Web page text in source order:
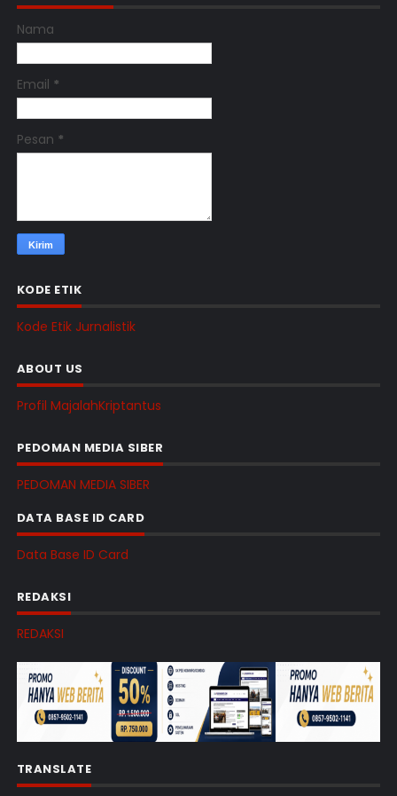
Nama
Email *
Pesan *
KODE ETIK
Kode Etik Jurnalistik
ABOUT US
Profil MajalahKriptantus
PEDOMAN MEDIA SIBER
PEDOMAN MEDIA SIBER
DATA BASE ID CARD
Data Base ID Card
REDAKSI
REDAKSI
TRANSLATE